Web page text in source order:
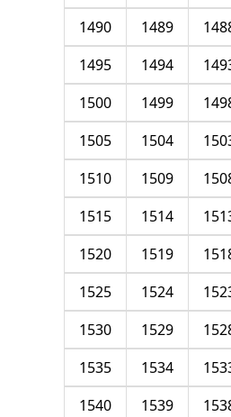
1489
1490
1494
1495
1499
1500
1504
1505
1509
1510
1514
1515
1519
1520
1524
1525
1529
1530
1534
1535
1539
1540